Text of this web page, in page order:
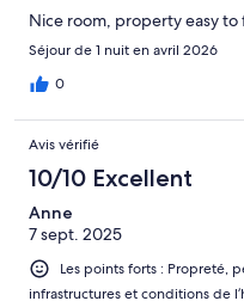
Nice room, property easy
Séjour de 1 nuit en avril 2026
0
Avis vérifié
10/10 Excellent
Anne
7 sept. 2025
Les points forts : Propreté,
infrastructures et conditions de